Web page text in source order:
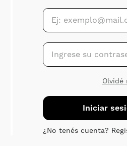
Olvidé